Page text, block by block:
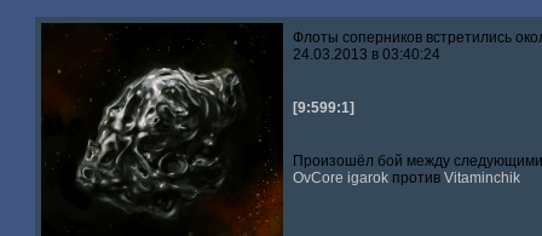
Флоты соперников встретились
24.03.2013 в 03:40:24
[9:599:1]
Произошёл бой между
OvCore igarok противVitaminchik